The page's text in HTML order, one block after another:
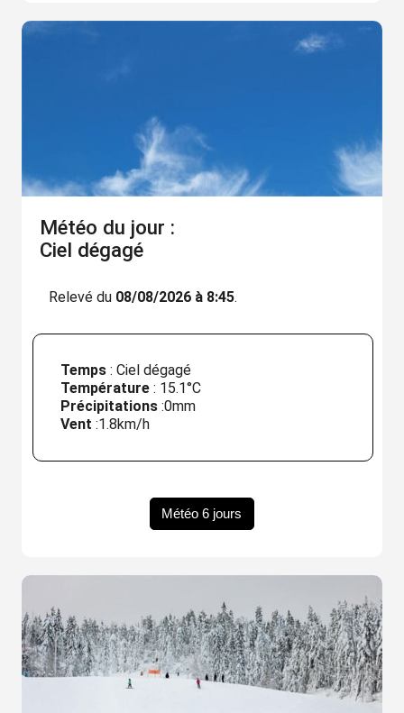
Météo du jour :
Ciel dégagé
Relevé du 08/08/2026 à 8:45.
Temps: Ciel dégagé
Température: 15.1°C
Précipitations:0mm
Vent :1.8km/h
Météo 6 jours